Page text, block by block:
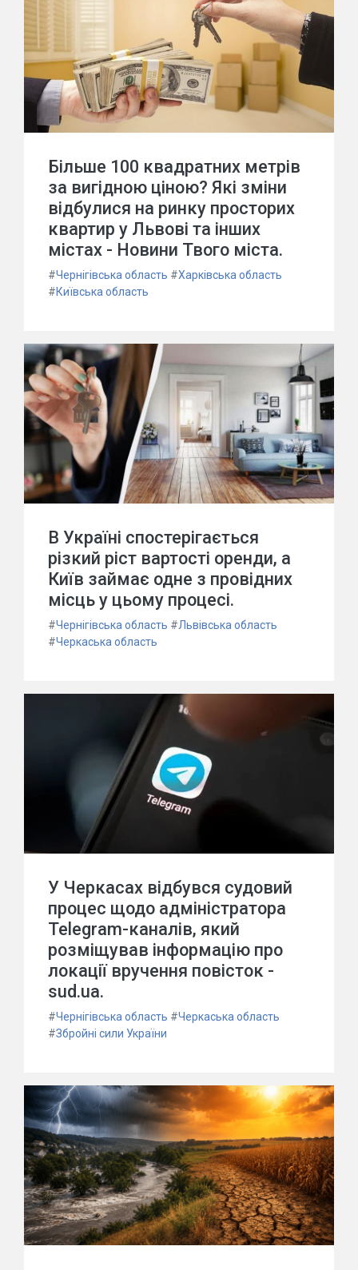
Більше 100 квадратних метрів
за вигідною ціною? Які зміни
відбулися на ринку просторих
квартир у Львові та інших
містах - Новини Твого міста.
#Чернігівська область #Харківська область
#Київська область
В Україні спостерігається
різкий ріст вартості оренди, а
Київ займає одне з провідних
місць у цьому процесі.
#Чернігівська область #Львівська область
#Черкаська область
У Черкасах відбувся судовий
процес щодо адміністратора
Telegram-каналів, який
розміщував інформацію про
локації вручення повісток -
sud.ua.
#Чернігівська область #Черкаська область
#Збройні сили України